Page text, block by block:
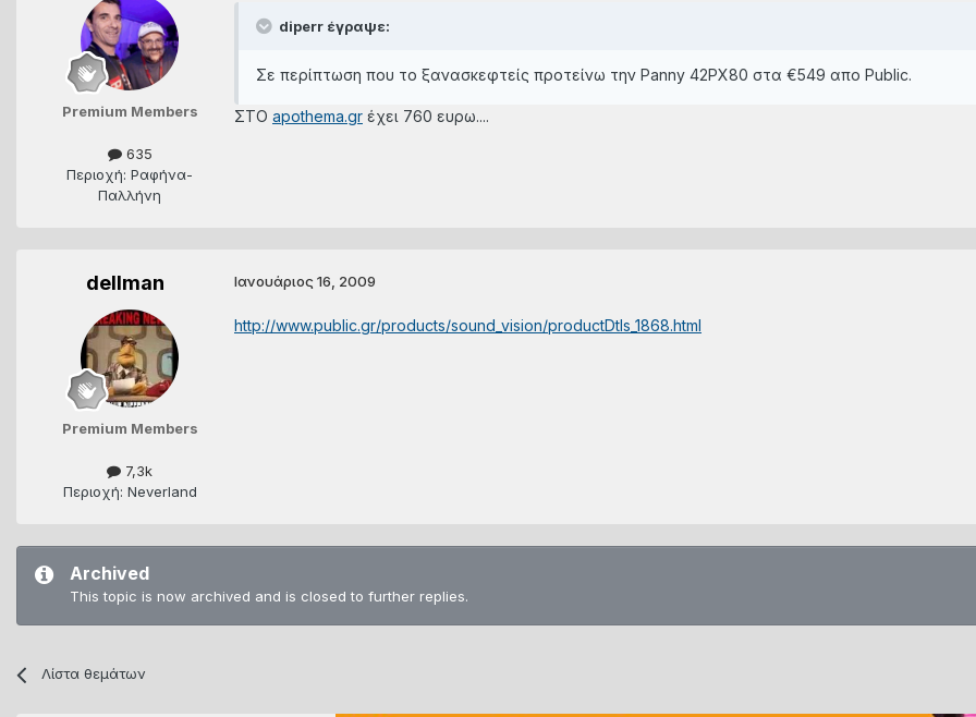
Premium Members
635
Περιοχή: Ραφήνα-
Παλλήνη
diperr έγραψε:
Σε περίπτωση που το ξανασκεφτείς προτείνω την Panny 42PX80 στα €549 απο Public.
ΣΤΟ apothema.gr έχει 760 ευρω....
dellman
Premium Members
7,3k
Περιοχή: Neverland
Ιανουάριος 16, 2009
http://www.public.gr/products/sound_vision/productDtls_1868.html
Archived
This topic is now archived and is closed to further replies.
Λίστα θεμάτων